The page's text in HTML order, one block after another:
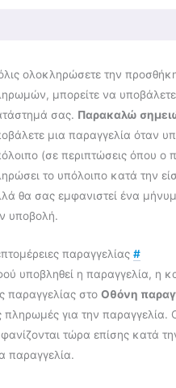
ολοκληρώσετε την
μπορείτε να
σας. Παρακαλώ
μια παραγγελία όταν
(σε περιπτώσεις όπου ο
το υπόλοιπο κατά την
θα σας εμφανιστεί ένα
υποβολή.
παραγγελίας #
υποβληθεί η παραγγελία, η
παραγγελίας στο Οθόνη
πληρωμές για την
τώρα επίσης κατά
παραγγελία.